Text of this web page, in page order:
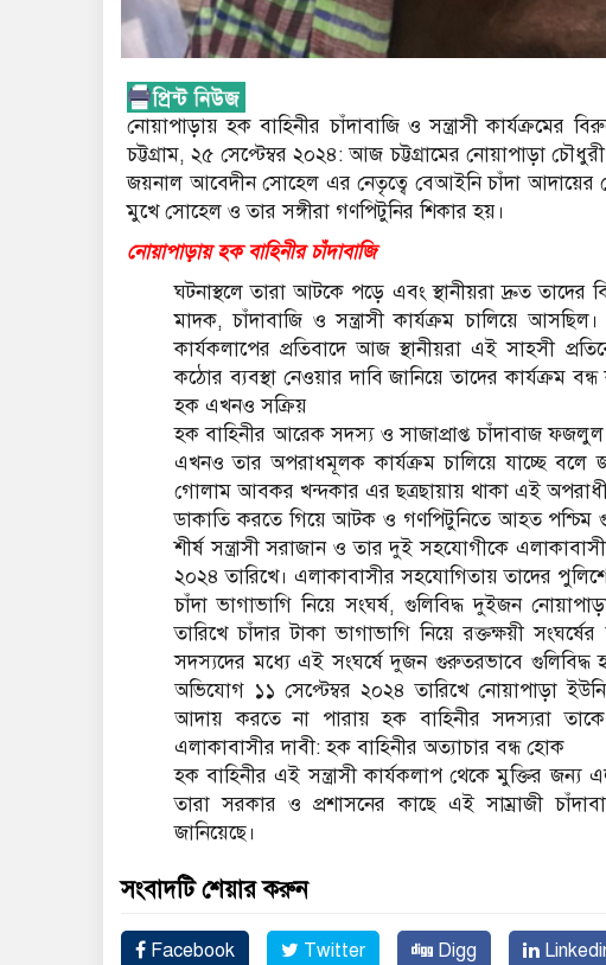
নোয়াপাড়ায় হক বাহিনীর চাঁদাবাজি ও সন্ত্রাসী কার্যক্রমের
চট্টগ্রাম, ২৫ সেপ্টেম্বর ২০২৪: আজ চট্টগ্রামের নোয়াপাড়া
জয়নাল আবেদীন সোহেল এর নেতৃত্বে বেআইনি চাঁদা আদায়ের
মুখে সোহেল ও তার সঙ্গীরা গণপিটুনির শিকার হয়।
নোয়াপাড়ায় হক বাহিনীর চাঁদাবাজি
ঘটনাস্থলে তারা আটকে পড়ে এবং স্থানীয়রা দ্রুত তাদের
মাদক, চাঁদাবাজি ও সন্ত্রাসী কার্যক্রম চালিয়ে
কার্যকলাপের প্রতিবাদে আজ স্থানীয়রা এই সাহসী
কঠোর ব্যবস্থা নেওয়ার দাবি জানিয়ে তাদের কার্যক্রম
হক এখনও সক্রিয়
হক বাহিনীর আরেক সদস্য ও সাজাপ্রাপ্ত চাঁদাবাজ
এখনও তার অপরাধমূলক কার্যক্রম চালিয়ে যাচ্ছে বলে
গোলাম আবকর খন্দকার এর ছত্রছায়ায় থাকা এই অপরাধী
ডাকাতি করতে গিয়ে আটক ও গণপিটুনিতে আহত পশ্চিম
শীর্ষ সন্ত্রাসী সরাজান ও তার দুই সহযোগীকে
২০২৪ তারিখে। এলাকাবাসীর সহযোগিতায় তাদের
চাঁদা ভাগাভাগি নিয়ে সংঘর্ষ, গুলিবিদ্ধ দুইজন
তারিখে চাঁদার টাকা ভাগাভাগি নিয়ে রক্তক্ষয়ী
সদস্যদের মধ্যে এই সংঘর্ষে দুজন গুরুতরভাবে গুলিবিদ্ধ
অভিযোগ ১১ সেপ্টেম্বর ২০২৪ তারিখে নোয়াপাড়া
আদায় করতে না পারায় হক বাহিনীর সদস্যরা
এলাকাবাসীর দাবী: হক বাহিনীর অত্যাচার বন্ধ হোক
হক বাহিনীর এই সন্ত্রাসী কার্যকলাপ থেকে মুক্তির
তারা সরকার ও প্রশাসনের কাছে এই সাম্রাজী
জানিয়েছে।
সংবাদটি শেয়ার করুন
Facebook Twitter Digg